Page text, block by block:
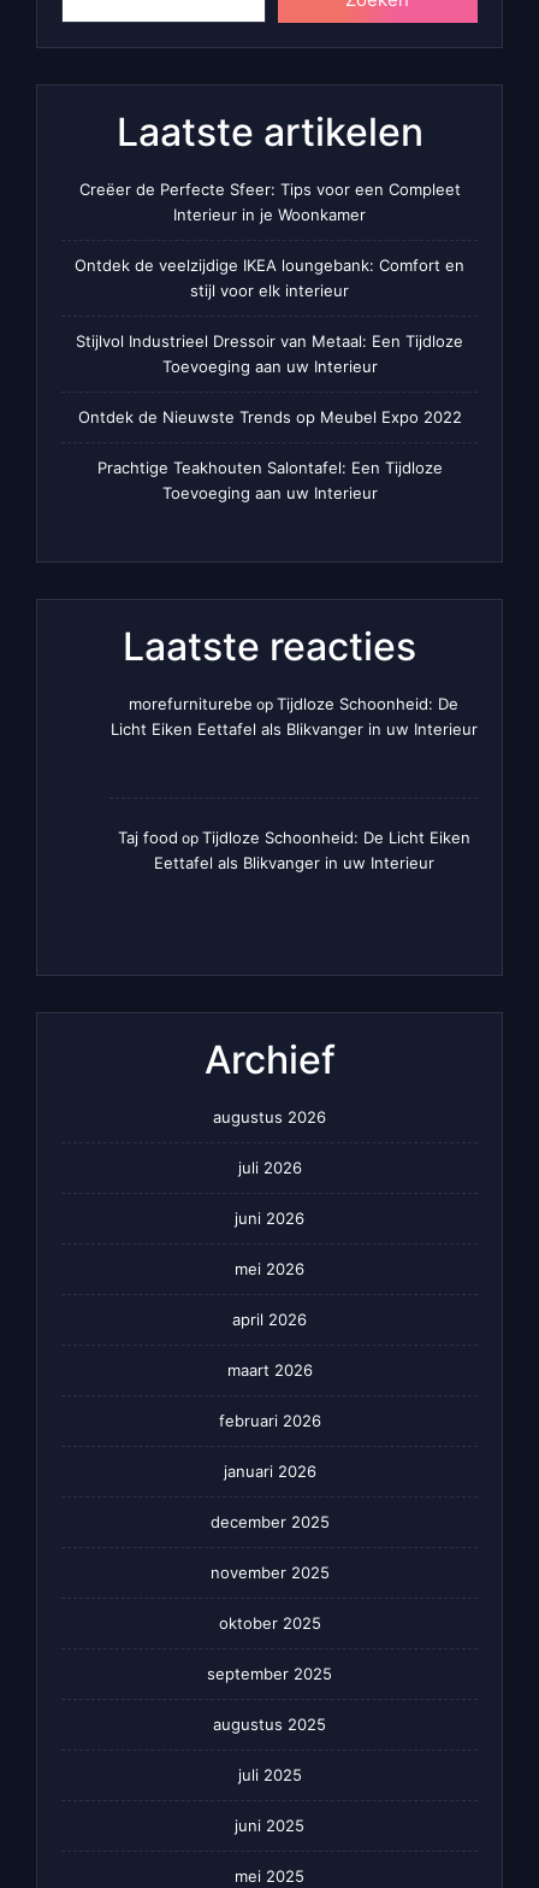
Laatste artikelen
Creëer de Perfecte Sfeer: Tips voor een Compleet
Interieur in je Woonkamer
Ontdek de veelzijdige IKEA loungebank: Comfort en
stijl voor elk interieur
Stijlvol Industrieel Dressoir van Metaal: Een Tijdloze
Toevoeging aan uw Interieur
Ontdek de Nieuwste Trends op Meubel Expo 2022
Prachtige Teakhouten Salontafel: Een Tijdloze
Toevoeging aan uw Interieur
Laatste reacties
morefurniturebe op Tijdloze Schoonheid: De
Licht Eiken Eettafel als Blikvanger in uw Interieur
Taj food op Tijdloze Schoonheid: De Licht Eiken
Eettafel als Blikvanger in uw Interieur
Archief
augustus 2026
juli 2026
juni 2026
mei 2026
april 2026
maart 2026
februari 2026
januari 2026
december 2025
november 2025
oktober 2025
september 2025
augustus 2025
juli 2025
juni 2025
mei 2025